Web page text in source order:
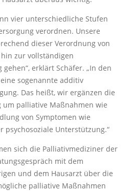
vier unterschiedliche Stufen
verordnen. Unsere
dieser Verordnung von
zur vollständigen
erklärt Schäfer. „In den
sogenannte additiv
Das heißt, wir ergänzen die
palliative Maßnahmen wie
von Symptomen wie
psychosoziale Unterstützung.“
sich die Palliativmediziner der
mit dem
und dem Hausarzt über die
palliative Maßnahmen